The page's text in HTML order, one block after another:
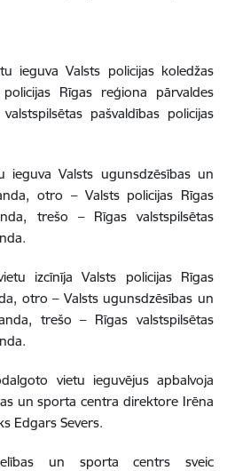
ieguva Valsts policijas koledžas
Rīgas reģiona pārvaldes
pašvaldības policijas
ieguva Valsts ugunsdzēsības un
otro – Valsts policijas Rīgas
trešo – Rīgas valstspilsētas
izcīnīja Valsts policijas Rīgas
otro – Valsts ugunsdzēsības un
trešo – Rīgas valstspilsētas
vietu ieguvējus apbalvoja
un sporta centra direktore Irēna
Edgars Severs.
un sporta centrs sveic